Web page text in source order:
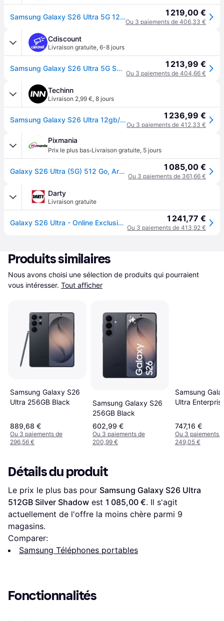
Samsung Galaxy S26 Ultra 5G 12GB 512GB 6.9" Argent Ombre 1 219,00 €
Ou 3 paiements de 406,33 €
Cdiscount
Livraison gratuite, 6-8 jours
Samsung Galaxy S26 Ultra 5G SM-S948B 512GB 12GB RAM Silver Shadow Dual SIM Sbloccato 1 213,99 €
Ou 3 paiements de 404,66 €
Techinn
Livraison 2,99 €, 8 jours
Samsung Galaxy S26 Ultra 12gb/512gb 6.9´´ Argenté One Size / EU Plug 220V 1 236,99 €
Ou 3 paiements de 412,33 €
Pixmania
Prix le plus bas·Livraison gratuite, 5 jours
Galaxy S26 Ultra (5G) 512 Go, Argent - Neuf 1 085,00 €
Ou 3 paiements de 361,66 €
Darty
Livraison gratuite
Galaxy S26 Ultra - Online Exclusive - 5G smartphone - double SIM - RAM 12 Go / Mï¿½moire interne 512 Go - ï¿½cran OEL - 6.9" - 3120 x 1440 pixels (120 1 241,77 €
Ou 3 paiements de 413,92 €
Produits similaires
Nous avons choisi une sélection de produits qui pourraient
vous intéresser. Tout afficher
Samsung Galaxy S26
Ultra 256GB Black
889,68 €
Ou 3 paiements de
296,56 €
Samsung Galaxy S26
256GB Black
602,99 €
Ou 3 paiements de
200,99 €
Samsung
Ultra
747,16 €
Ou 3 paiements
249,05 €
Détails du produit
Le prix le plus bas pour Samsung Galaxy S26 Ultra
512GB Silver Shadow est 1 085,00 €. Il s'agit
actuellement de l'offre la moins chère parmi 9
magasins.
Comparer:
Samsung Téléphones portables
Fonctionnalités